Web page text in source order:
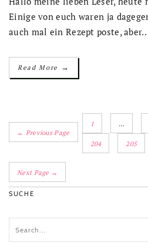
Einige von euch waren ja
auch mal ein Rezept poste, aber..
Read More →
← Previous Page
1 …
204 205
Next Page →
SUCHE